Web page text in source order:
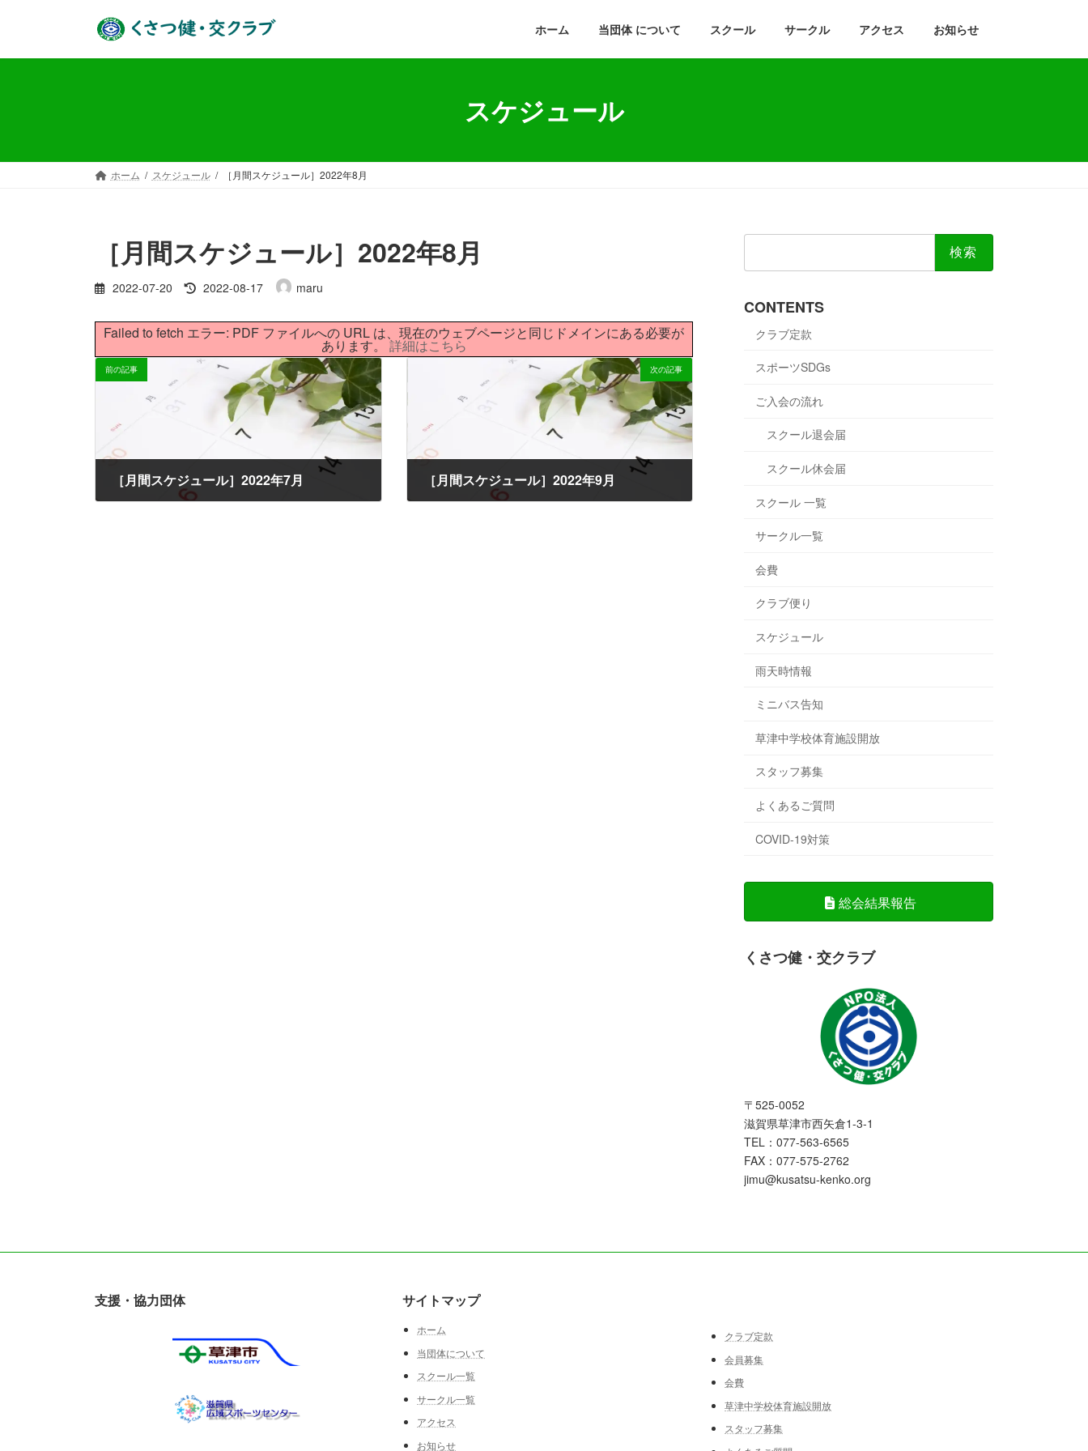
ッ
移
ホーム 当団体 について スクール サークル アクセス お知らせ
スケジュール
ホーム スケジュール ［月間スケジュール］2022年8月
［月間スケジュール］2022年8月
2022-07-20
最
更
新
2022-08-17 maru
Failed to fetch エラー: PDF ファイルへの URL は、現在のウェブページと同じドメインにある必要が
あります。詳細はこちら
前の記事
［月間スケジュール］2022年7月
次の記事
［月間スケジュール］2022年9月
CONTENTS
クラブ定款
スポーツSDGs
ご入会の流れ
スクール退会届
スクール休会届
スクール 一覧
サークル一覧
会費
クラブ便り
スケジュール
雨天時情報
ミニバス告知
草津中学校体育施設開放
スタッフ募集
よくあるご質問
COVID-19対策
総会結果報告
くさつ健・交クラブ
〒525-0052
滋賀県草津市西矢倉1-3-1
TEL：077-563-6565
FAX：077-575-2762
jimu@kusatsu-kenko.org
支援・協力団体 サイトマップ
ホーム
当団体について
スクール一覧
サークル一覧
アクセス
お知らせ
クラブ定款
会員募集
会費
草津中学校体育施設開放
スタッフ募集